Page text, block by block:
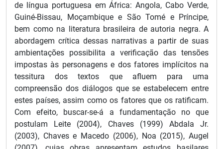
de língua portuguesa em África: Angola, Cabo Verde,
Guiné-Bissau, Moçambique e São Tomé e Príncipe,
bem como na literatura brasileira de autoria negra. A
abordagem crítica dessas narrativas a partir de suas
ambientações possibilita a verificação das tensões
impostas às personagens e dos fatores implícitos na
tessitura dos textos que afluem para uma
compreensão dos diálogos que se estabelecem entre
estes países, assim como os fatores que os ratificam.
Com efeito, buscar-se-á a fundamentação no que
postulam Leite (2004), Chaves (1999) Abdala Jr.
(2003), Chaves e Macedo (2006), Noa (2015), Augel